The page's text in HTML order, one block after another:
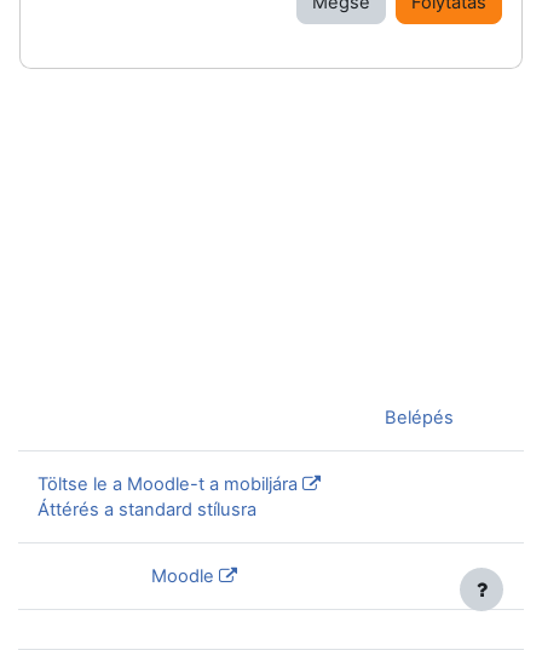
Belépés
Töltse le a Moodle-t a mobiljára
Áttérés a standard stílusra
Moodle